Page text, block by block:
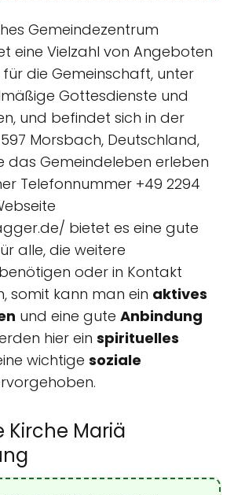
Gemeindezentrum
eine Vielzahl von Angeboten
die Gemeinschaft, unter
Gottesdienste und
und befindet sich in der
Morsbach, Deutschland,
das Gemeindeleben erleben
Telefonnummer +49 2294
bietet es eine gute
alle, die weitere
oder in Kontakt
somit kann man ein aktives
und eine gute Anbindung
hier ein spirituelles
wichtige soziale
Kirche Mariä